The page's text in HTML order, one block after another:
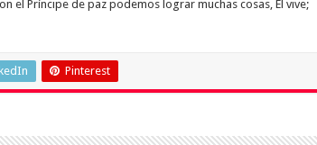
el Príncipe de paz podemos lograr muchas cosas, Él vive;
Pinterest